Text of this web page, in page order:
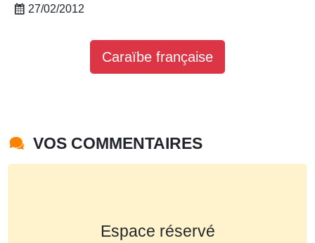
27/02/2012
Caraïbe française
VOS COMMENTAIRES
Espace réservé